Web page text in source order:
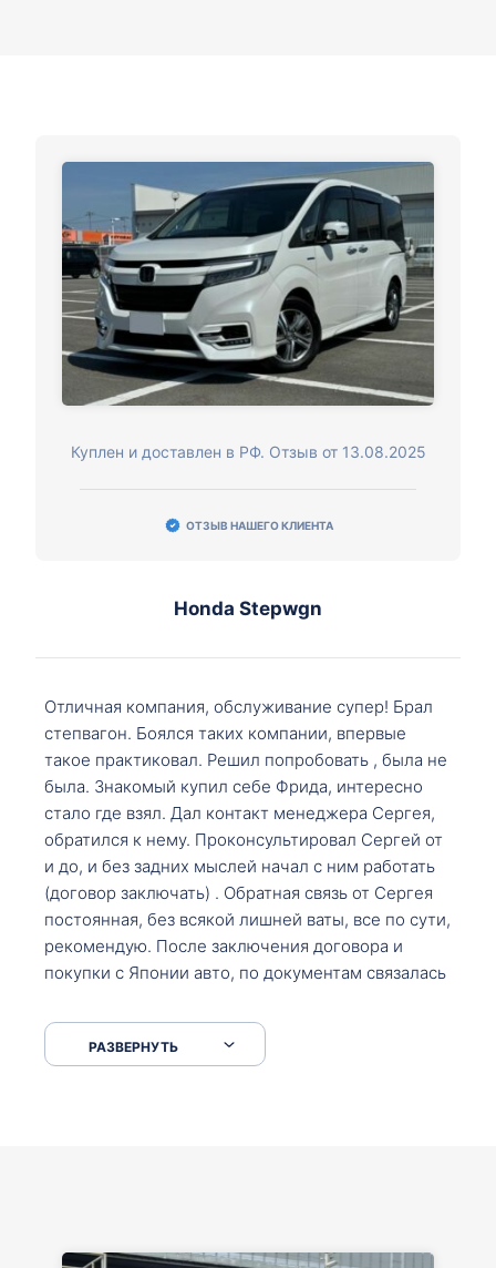
Куплен и доставлен в РФ. Отзыв от 13.08.2025
ОТЗЫВ НАШЕГО КЛИЕНТА
Honda Stepwgn
Отличная компания, обслуживание супер! Брал
степвагон. Боялся таких компании, впервые
такое практиковал. Решил попробовать , была не
была. Знакомый купил себе Фрида, интересно
стало где взял. Дал контакт менеджера Сергея,
обратился к нему. Проконсультировал Сергей от
и до, и без задних мыслей начал с ним работать
(договор заключать) . Обратная связь от Сергея
постоянная, без всякой лишней ваты, все по сути,
рекомендую. После заключения договора и
покупки с Японии авто, по документам связалась
что заполнить, куда зайти, образцы и т.д. После
приехал за авто. Меня тепло встретили Сергей с
РАЗВЕРНУТЬ